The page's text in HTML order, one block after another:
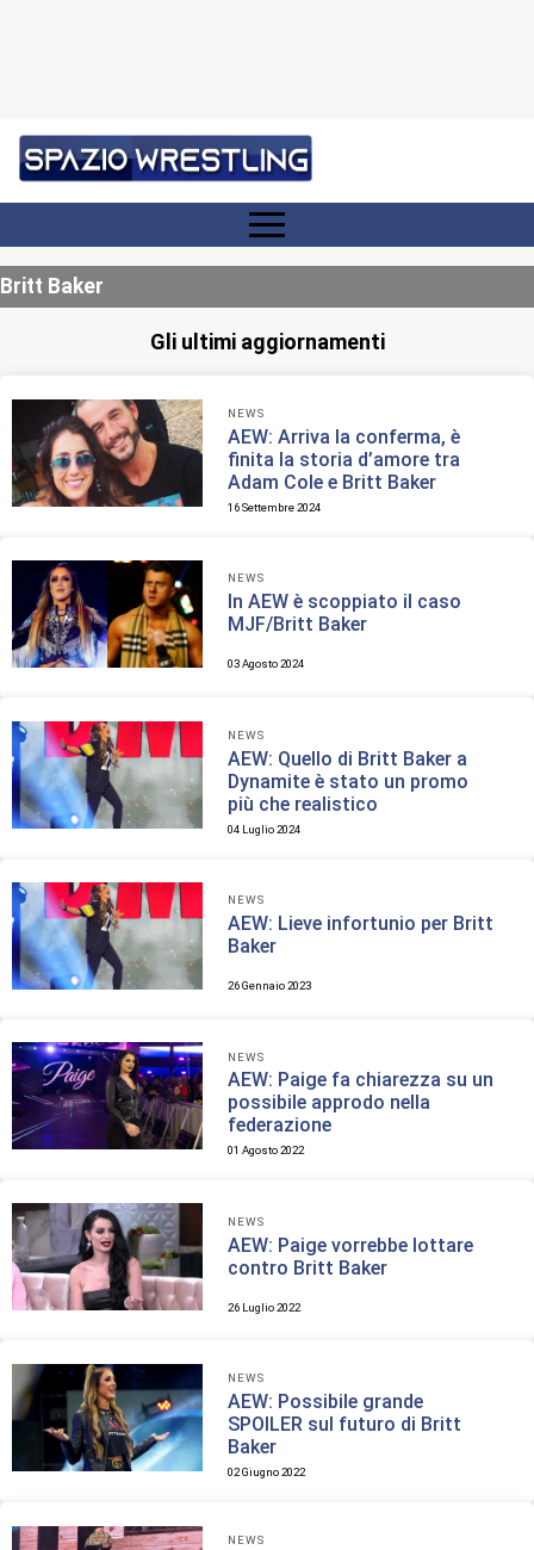
Britt Baker
Gli ultimi aggiornamenti
NEWS
AEW: Arriva la conferma, è
finita la storia d’amore tra
Adam Cole e Britt Baker
16 Settembre 2024
NEWS
In AEW è scoppiato il caso
MJF/Britt Baker
03 Agosto 2024
NEWS
AEW: Quello di Britt Baker a
Dynamite è stato un promo
più che realistico
04 Luglio 2024
NEWS
AEW: Lieve infortunio per Britt
Baker
26 Gennaio 2023
NEWS
AEW: Paige fa chiarezza su un
possibile approdo nella
federazione
01 Agosto 2022
NEWS
AEW: Paige vorrebbe lottare
contro Britt Baker
26 Luglio 2022
NEWS
AEW: Possibile grande
SPOILER sul futuro di Britt
Baker
02 Giugno 2022
NEWS